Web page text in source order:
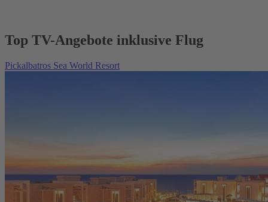
Top TV-Angebote inklusive Flug
Pickalbatros Sea World Resort